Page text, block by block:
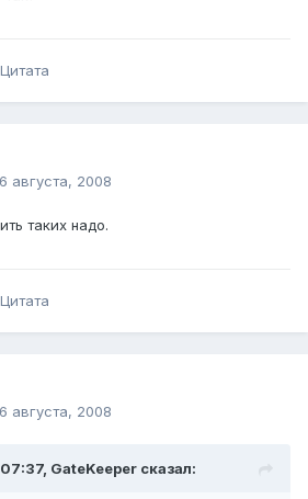
Цитата
6 августа, 2008
таких надо.
Цитата
6 августа, 2008
GateKeeper сказал: